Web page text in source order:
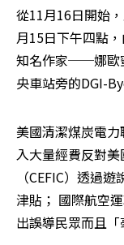
從11月16日開始
月15日下午四點
知名作家──娜歐
央車站旁的DGI-
美國清潔煤炭電力
入大量經費反對
（CEFIC）透過
津貼； 國際航空
出誤導民眾而且